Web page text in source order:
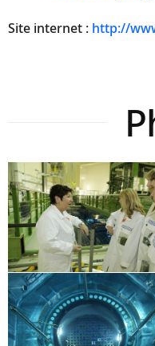
Site internet : http://